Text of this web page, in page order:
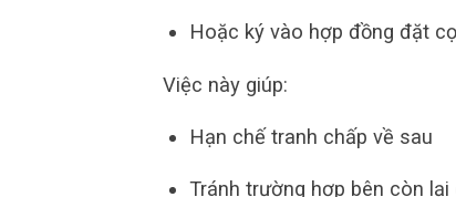
Hoặc ký vào hợp đồng đặt
Việc này giúp:
Hạn chế tranh chấp về sau
Tránh trường hợp bên còn